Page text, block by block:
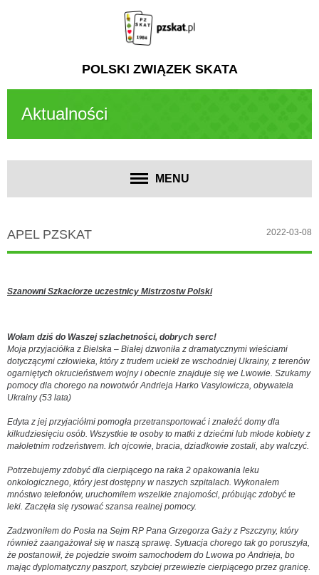
POLSKI ZWIĄZEK SKATA
Aktualności
MENU
APEL PZSKAT 2022-03-08
Szanowni Szkaciorze uczestnicy Mistrzostw Polski
Wołam dziś do Waszej szlachetności, dobrych serc!
Moja przyjaciółka z Bielska – Białej dzwoniła z dramatycznymi wieściami
dotyczącymi człowieka, który z trudem uciekł ze wschodniej Ukrainy, z terenów
ogarniętych okrucieństwem wojny i obecnie znajduje się we Lwowie. Szukamy
pomocy dla chorego na nowotwór Andrieja Harko Vasylowicza, obywatela
Ukrainy (53 lata)
Edyta z jej przyjaciółmi pomogła przetransportować i znaleźć domy dla
kilkudziesięciu osób. Wszystkie te osoby to matki z dziećmi lub młode kobiety z
małoletnim rodzeństwem. Ich ojcowie, bracia, dziadkowie zostali, aby walczyć.
Potrzebujemy zdobyć dla cierpiącego na raka 2 opakowania leku
onkologicznego, który jest dostępny w naszych szpitalach. Wykonałem
mnóstwo telefonów, uruchomiłem wszelkie znajomości, próbując zdobyć te
leki. Zaczęła się rysować szansa realnej pomocy.
Zadzwoniłem do Posła na Sejm RP Pana Grzegorza Gaży z Pszczyny, który
również zaangażował się w naszą sprawę. Sytuacja chorego tak go poruszyła,
że postanowił, że pojedzie swoim samochodem do Lwowa po Andrieja, bo
mając dyplomatyczny paszport, szybciej przewiezie cierpiącego przez granicę.